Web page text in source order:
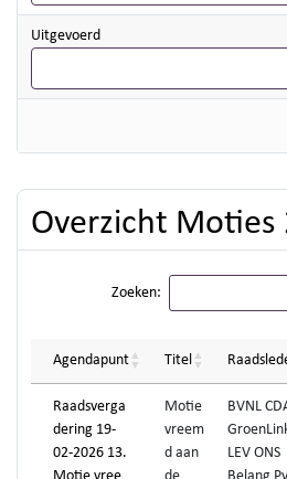
Uitgevoerd
Overzicht Moties
Zoeken:
Agendapunt Titel
Raadsverga
dering 19-
02-2026 13.
Motie
vreem
d aan
BVNL
LEV ONS